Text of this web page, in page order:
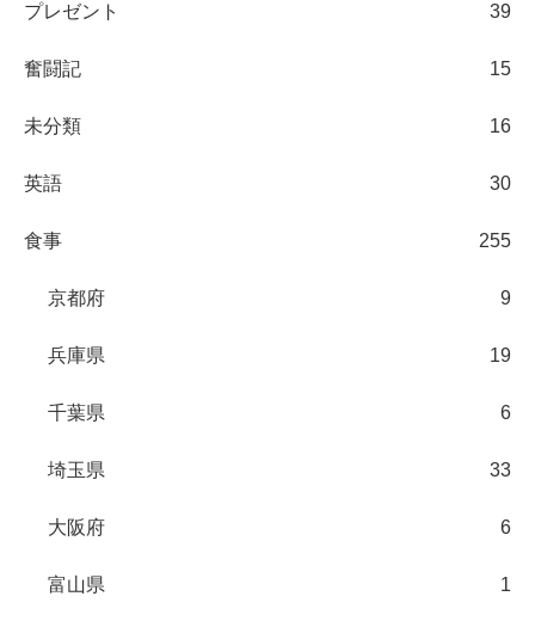
プレゼント 39
奮闘記 15
未分類 16
英語 30
食事 255
京都府 9
兵庫県 19
千葉県 6
埼玉県 33
大阪府 6
富山県 1